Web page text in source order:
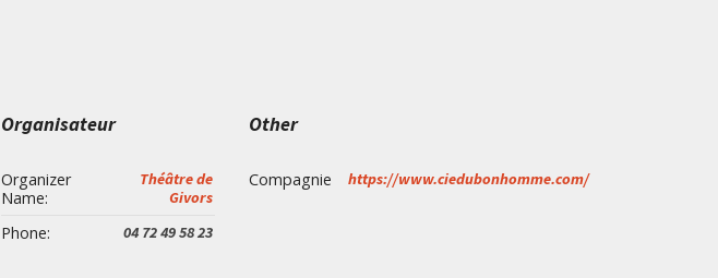
Organisateur
Organizer
Name:
Théâtre de
Givors
Phone: 04 72 49 58 23
Other
Compagnie https://www.ciedubonhomme.com/